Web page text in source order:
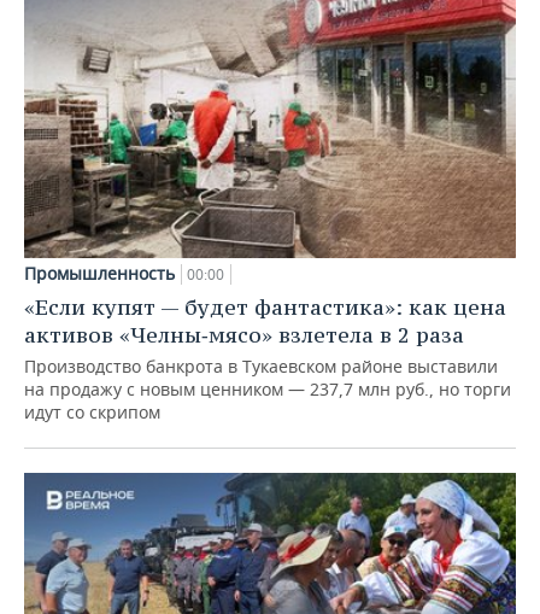
Промышленность 00:00
«Если купят — будет фантастика»: как цена
активов «Челны‑мясо» взлетела в 2 раза
Производство банкрота в Тукаевском районе выставили
на продажу с новым ценником — 237,7 млн руб., но торги
идут со скрипом